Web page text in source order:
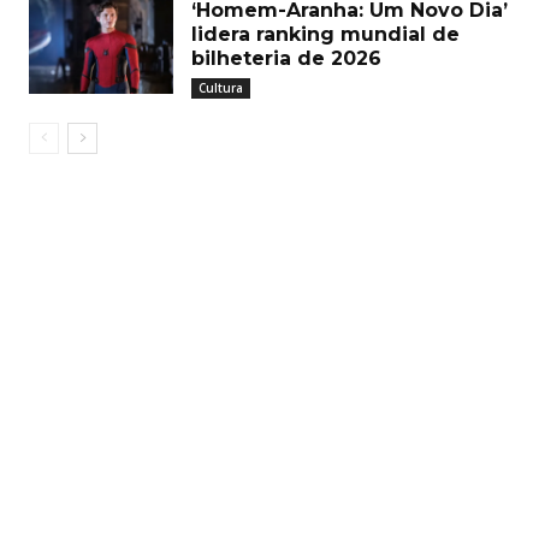
‘Homem-Aranha: Um Novo Dia’
lidera ranking mundial de
bilheteria de 2026
Cultura